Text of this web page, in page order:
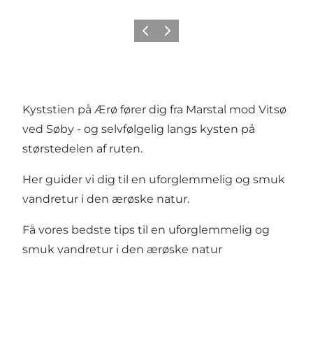
ForrigeNæste
Kyststien på Ærø fører dig fra Marstal mod Vitsø
ved Søby - og selvfølgelig langs kysten på
størstedelen af ruten.
Her guider vi dig til en uforglemmelig og smuk
vandretur i den ærøske natur.
Få vores bedste tips til en uforglemmelig og
smuk vandretur i den ærøske natur